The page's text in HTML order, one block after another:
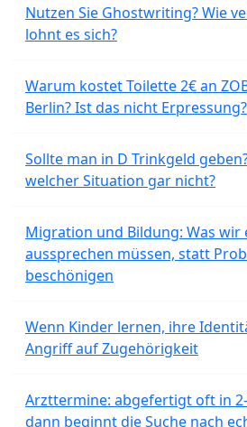
Nutzen Sie Ghostwriting? Wie
lohnt es sich?
Warum kostet Toilette 2€ an
Berlin? Ist das nicht Erpressung?
Sollte man in D Trinkgeld
welcher Situation gar nicht?
Migration und Bildung: Was wir
aussprechen müssen, statt
beschönigen
Wenn Kinder lernen, ihre
Angriff auf Zugehörigkeit
Arzttermine: abgefertigt oft in
dann beginnt die Suche nach